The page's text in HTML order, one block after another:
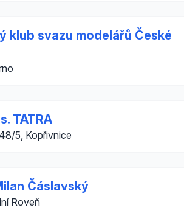
klub svazu modelářů České
TATRA
5, Kopřivnice
Čáslavský
Roveň